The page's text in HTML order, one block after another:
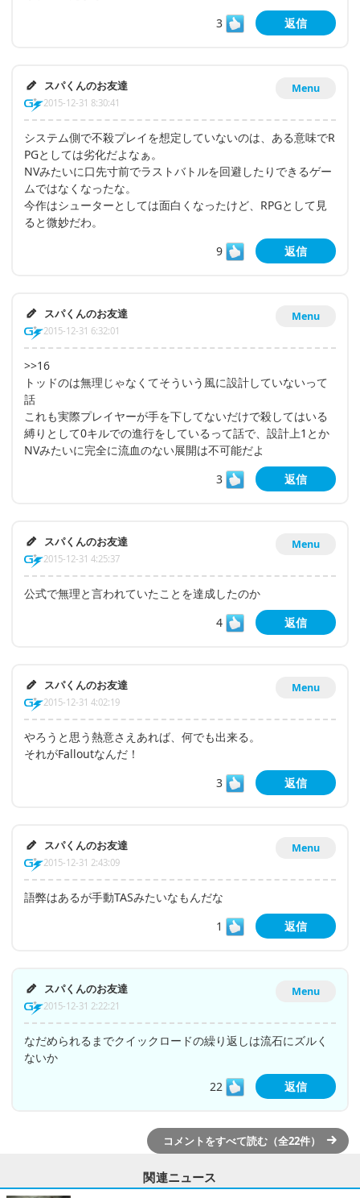
3
返信
Menu
スパくんのお友達
2015-12-31 8:30:41
システム側で不殺プレイを想定していないのは、ある意味でR
PGとしては劣化だよなぁ。
NVみたいに口先寸前でラストバトルを回避したりできるゲー
ムではなくなったな。
今作はシューターとしては面白くなったけど、RPGとして見
ると微妙だわ。
9
返信
Menu
スパくんのお友達
2015-12-31 6:32:01
>>16
トッドのは無理じゃなくてそういう風に設計していないって
話
これも実際プレイヤーが手を下してないだけで殺してはいる
縛りとして0キルでの進行をしているって話で、設計上1とか
NVみたいに完全に流血のない展開は不可能だよ
3
返信
Menu
スパくんのお友達
2015-12-31 4:25:37
公式で無理と言われていたことを達成したのか
4
返信
Menu
スパくんのお友達
2015-12-31 4:02:19
やろうと思う熱意さえあれば、何でも出来る。
それがFalloutなんだ！
3
返信
Menu
スパくんのお友達
2015-12-31 2:43:09
語弊はあるが手動TASみたいなもんだな
1
返信
Menu
スパくんのお友達
2015-12-31 2:22:21
なだめられるまでクイックロードの繰り返しは流石にズルく
ないか
22
返信
コメントをすべて読む（全22件）
関連ニュース